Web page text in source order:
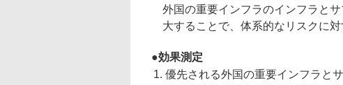
外国の重要インフラのインフラと
大することで、体系的なリスクに対
効果測定
優先される外国の重要インフラと